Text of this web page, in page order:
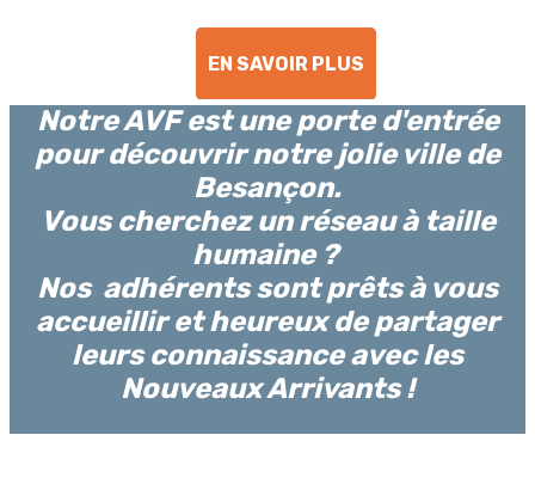
EN SAVOIR PLUS
Notre AVF est une porte d'entrée
pour découvrir notre jolie ville de
Besançon.
Vous cherchez un réseau à taille
humaine ?
Nos adhérents sont prêts à vous
accueillir et heureux de partager
leurs connaissance avec les
Nouveaux Arrivants !